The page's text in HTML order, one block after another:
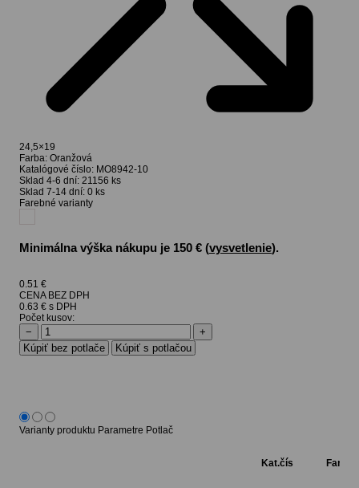
24,5×19
Farba: Oranžová
Katalógové číslo: MO8942-10
Sklad 4-6 dní: 21156 ks
Sklad 7-14 dní: 0 ks
Farebné varianty
Minimálna výška nákupu je 150 € (vysvetlenie).
0.51 €
CENA BEZ DPH
0.63 € s DPH
Počet kusov:
− +
Varianty produktu Parametre Potlač
Kat.čís Farba